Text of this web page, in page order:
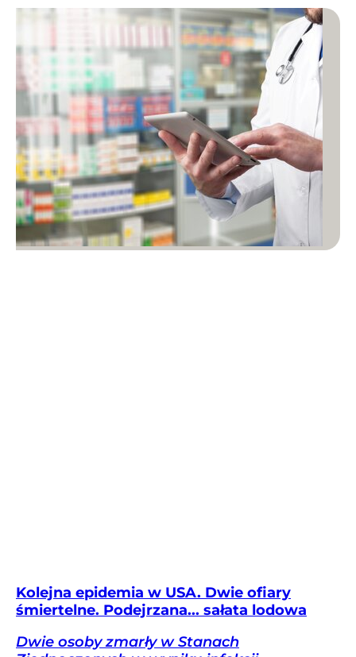
Kolejna epidemia w USA. Dwie ofiary
śmiertelne. Podejrzana... sałata lodowa
Dwie osoby zmarły w Stanach